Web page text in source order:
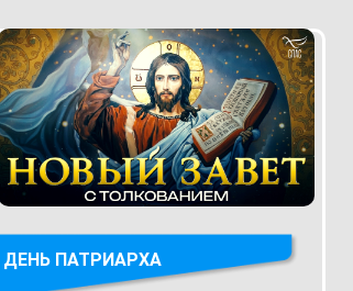
ДЕНЬ ПАТРИАРХА